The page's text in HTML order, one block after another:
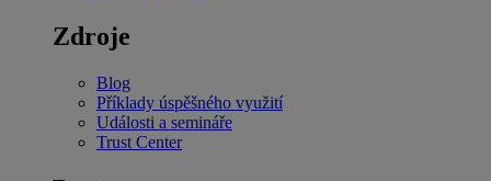
Zdroje
Blog
Příklady úspěšného využití
Události a semináře
Trust Center